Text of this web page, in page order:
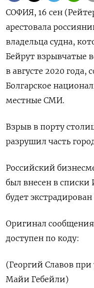
СОФИЯ, 16 сен
арестовала
владельца судна,
Бейрут взрывчатые
в августе 2020
Болгарское
местные СМИ.
Взрыв в порту
разрушил часть
Российский
был внесен в
будет
Оригинал
доступен по коду:
(Георгий Славов
Майи Гебейли)